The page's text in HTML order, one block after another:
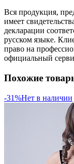
Вся продукция,
имеет
декларации
русском языке.
право на
официальный
Похожие
-31%Нет в наличии